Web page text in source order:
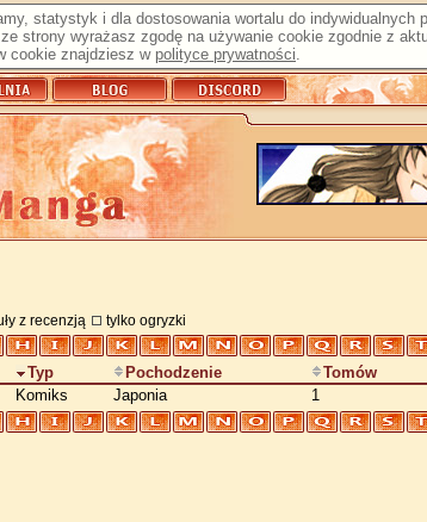
statystyk i dla dostosowania wortalu do indywidualnych
strony wyrażasz zgodę na używanie cookie zgodnie z
cookie znajdziesz w polityce prywatności.
z recenzją tylko ogryzki
Typ Pochodzenie Tomów
Komiks Japonia 1